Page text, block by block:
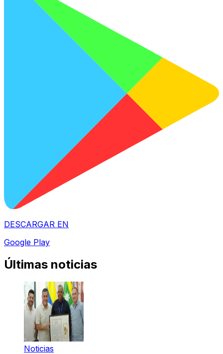
DESCARGAR EN
Google Play
Últimas noticias
Noticias